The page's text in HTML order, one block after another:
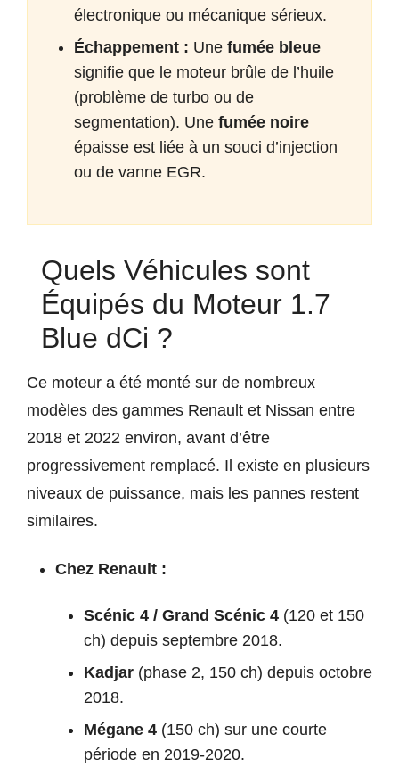
électronique ou mécanique sérieux.
Échappement : Une fumée bleue
signifie que le moteur brûle de l’huile
(problème de turbo ou de
segmentation). Une fumée noire
épaisse est liée à un souci d’injection
ou de vanne EGR.
Quels Véhicules sont
Équipés du Moteur 1.7
Blue dCi ?
Ce moteur a été monté sur de nombreux
modèles des gammes Renault et Nissan entre
2018 et 2022 environ, avant d’être
progressivement remplacé. Il existe en plusieurs
niveaux de puissance, mais les pannes restent
similaires.
Chez Renault :
Scénic 4 / Grand Scénic 4 (120 et 150
ch) depuis septembre 2018.
Kadjar (phase 2, 150 ch) depuis octobre
2018.
Mégane 4 (150 ch) sur une courte
période en 2019-2020.